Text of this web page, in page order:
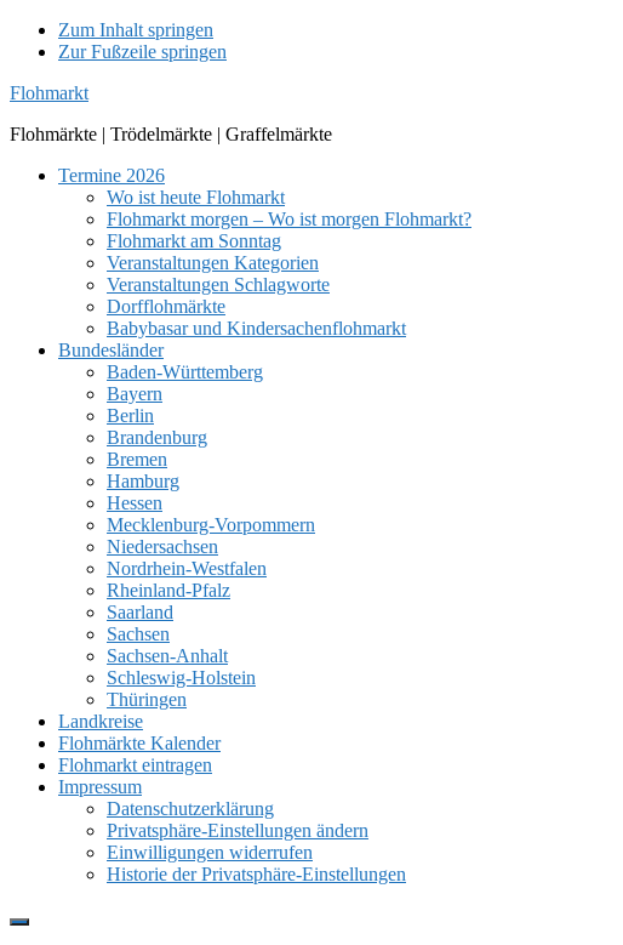
Zum Inhalt springen
Zur Fußzeile springen
Flohmarkt
Flohmärkte | Trödelmärkte | Graffelmärkte
Termine 2026
Wo ist heute Flohmarkt
Flohmarkt morgen – Wo ist morgen Flohmarkt?
Flohmarkt am Sonntag
Veranstaltungen Kategorien
Veranstaltungen Schlagworte
Dorfflohmärkte
Babybasar und Kindersachenflohmarkt
Bundesländer
Baden-Württemberg
Bayern
Berlin
Brandenburg
Bremen
Hamburg
Hessen
Mecklenburg-Vorpommern
Niedersachsen
Nordrhein-Westfalen
Rheinland-Pfalz
Saarland
Sachsen
Sachsen-Anhalt
Schleswig-Holstein
Thüringen
Landkreise
Flohmärkte Kalender
Flohmarkt eintragen
Impressum
Datenschutzerklärung
Privatsphäre-Einstellungen ändern
Einwilligungen widerrufen
Historie der Privatsphäre-Einstellungen
Show